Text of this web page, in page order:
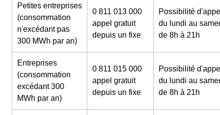
Petites entreprises
(consommation
n'excédant pas
300 MWh par an)
0 811 013 000
appel gratuit
depuis un fixe
Possibilité
du lundi au
de 8h à 21h
Entreprises
(consommation
excédant 300
MWh par an)
0 811 015 000
appel gratuit
depuis un fixe
Possibilité
du lundi au
de 8h à 21h